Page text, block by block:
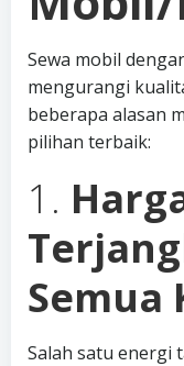
Sewa mobil
mengurangi
beberapa alasan
pilihan terbaik:
1.
Semua
Salah satu energi